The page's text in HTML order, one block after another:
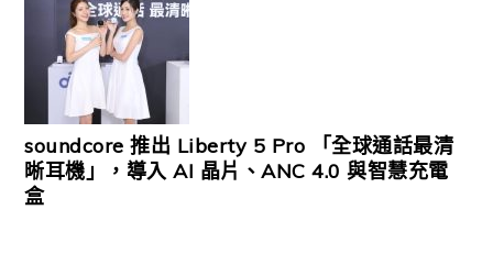
soundcore 推出 Liberty 5 Pro 「全球通話最清
晰耳機」，導入 AI 晶片、ANC 4.0 與智慧充電
盒